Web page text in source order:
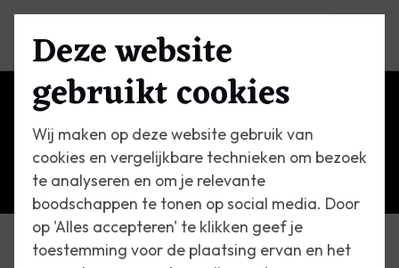
Deze website
gebruikt cookies
Wij maken op deze website gebruik van
cookies en vergelijkbare technieken om bezoek
te analyseren en om je relevante
boodschappen te tonen op social media. Door
op 'Alles accepteren' te klikken geef je
toestemming voor de plaatsing ervan en het